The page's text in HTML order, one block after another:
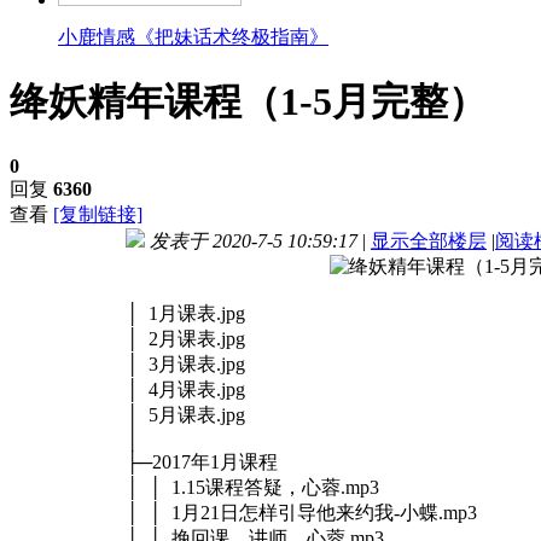
小鹿情感《把妹话术终极指南》
绛妖精年课程（1-5月完整）
0
回复 6360
查看 [复制链接]
发表于 2020-7-5 10:59:17 | 显示全部楼层 |阅读
│ 1月课表.jpg
│ 2月课表.jpg
│ 3月课表.jpg
│ 4月课表.jpg
│ 5月课表.jpg
├─2017年1月课程
│ │ 1.15课程答疑，心蓉.mp3
│ │ 1月21日怎样引导他来约我-小蝶.mp3